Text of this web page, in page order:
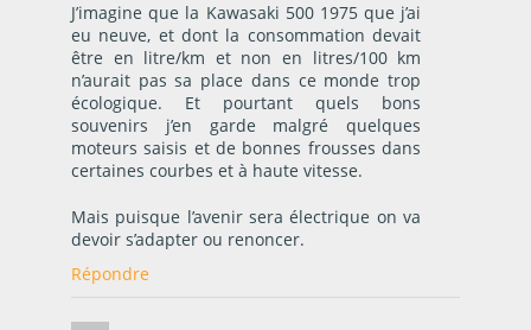
J’imagine que la Kawasaki 500 1975 que j’ai
eu neuve, et dont la consommation devait
être en litre/km et non en litres/100 km
n’aurait pas sa place dans ce monde trop
écologique. Et pourtant quels bons
souvenirs j’en garde malgré quelques
moteurs saisis et de bonnes frousses dans
certaines courbes et à haute vitesse.
Mais puisque l’avenir sera électrique on va
devoir s’adapter ou renoncer.
Répondre